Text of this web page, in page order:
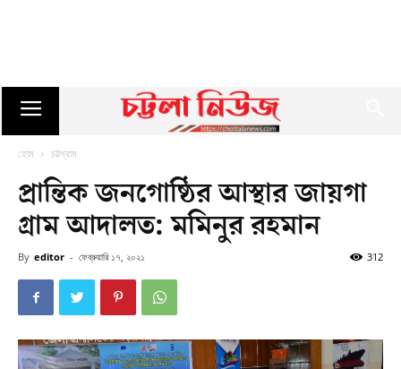
হোম চট্টগ্রাম
প্রান্তিক জনগোষ্ঠির আস্থার জায়গা
গ্রাম আদালত: মমিনুর রহমান
By editor - ফেব্রুয়ারি ১৭, ২০২১ 312